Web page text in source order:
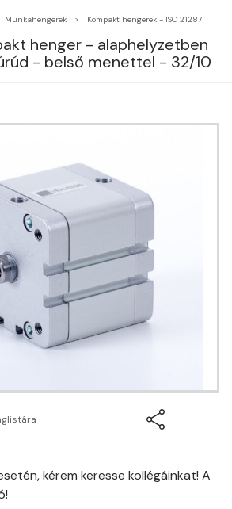
Munkahengerek Kompakt hengerek - ISO 21287
henger - alaphelyzetben
- belső menettel - 32/10
kérem keresse kollégáinkat! A